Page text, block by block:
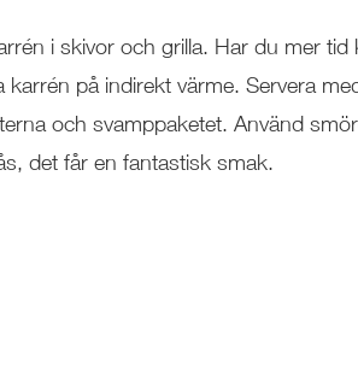
i skivor och grilla. Har du mer tid
karrén på indirekt värme. Servera
och svamppaketet. Använd
det får en fantastisk smak.